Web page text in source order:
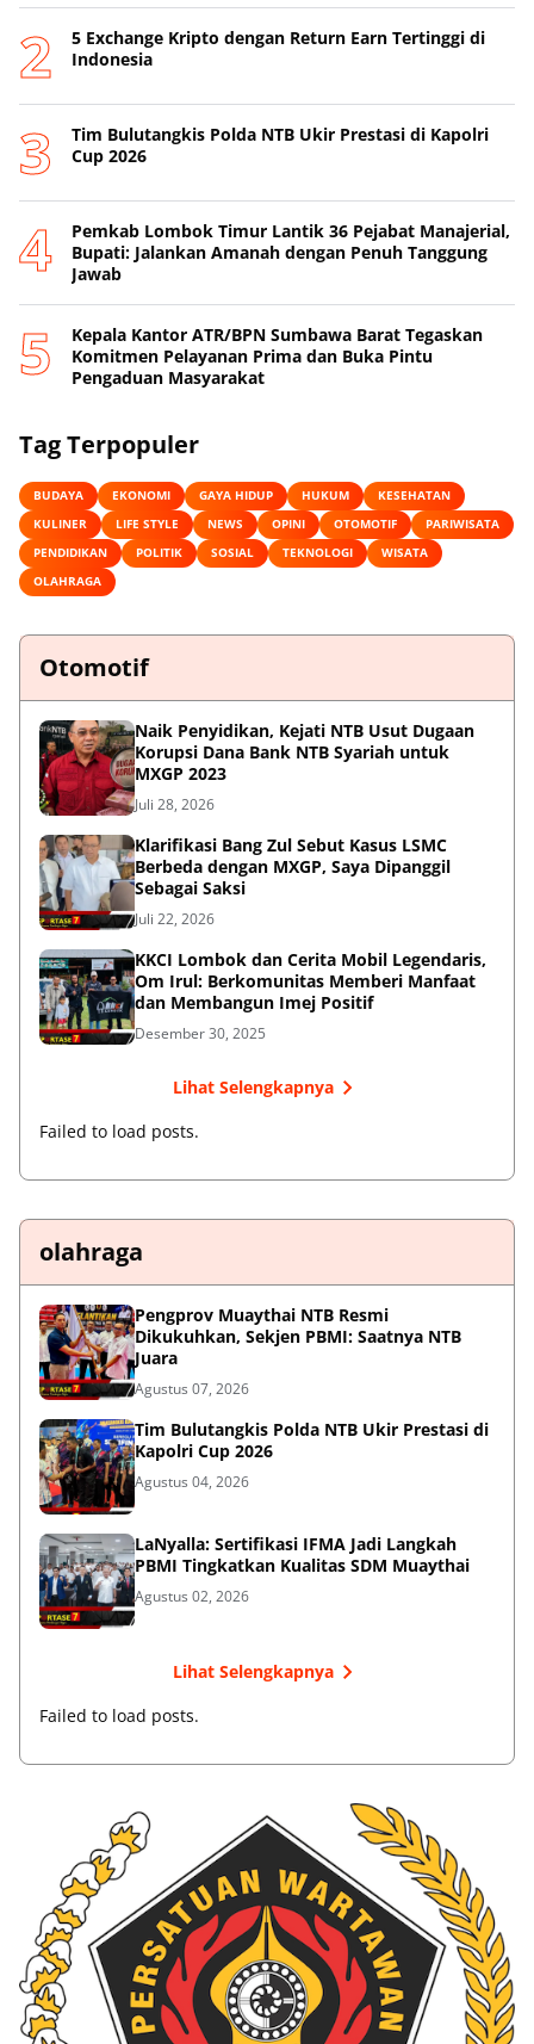
5 Exchange Kripto dengan Return Earn Tertinggi di
Indonesia
Tim Bulutangkis Polda NTB Ukir Prestasi di Kapolri
Cup 2026
Pemkab Lombok Timur Lantik 36 Pejabat Manajerial,
Bupati: Jalankan Amanah dengan Penuh Tanggung
Jawab
Kepala Kantor ATR/BPN Sumbawa Barat Tegaskan
Komitmen Pelayanan Prima dan Buka Pintu
Pengaduan Masyarakat
Tag Terpopuler
BUDAYA EKONOMI GAYA HIDUP HUKUM
KESEHATAN
KULINER
LIFE STYLE NEWS OPINI OTOMOTIF
PARIWISATA
PENDIDIKAN
POLITIK SOSIAL TEKNOLOGI
WISATA
OLAHRAGA
Otomotif
Naik Penyidikan, Kejati NTB Usut Dugaan
Korupsi Dana Bank NTB Syariah untuk
MXGP 2023
Juli 28, 2026
Klarifikasi Bang Zul Sebut Kasus LSMC
Berbeda dengan MXGP, Saya Dipanggil
Sebagai Saksi
Juli 22, 2026
KKCI Lombok dan Cerita Mobil Legendaris,
Om Irul: Berkomunitas Memberi Manfaat
dan Membangun Imej Positif
Desember 30, 2025
Lihat Selengkapnya
Failed to load posts.
olahraga
Pengprov Muaythai NTB Resmi
Dikukuhkan, Sekjen PBMI: Saatnya NTB
Juara
Agustus 07, 2026
Tim Bulutangkis Polda NTB Ukir Prestasi di
Kapolri Cup 2026
Agustus 04, 2026
LaNyalla: Sertifikasi IFMA Jadi Langkah
PBMI Tingkatkan Kualitas SDM Muaythai
Agustus 02, 2026
Lihat Selengkapnya
Failed to load posts.